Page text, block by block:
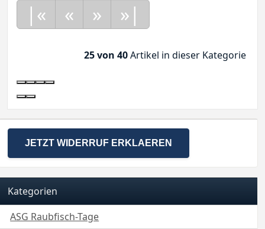
|« « » »|
25 von 40Artikel in dieser Kategorie
JETZT WIDERRUF ERKLAEREN
Kategorien
ASG Raubfisch-Tage